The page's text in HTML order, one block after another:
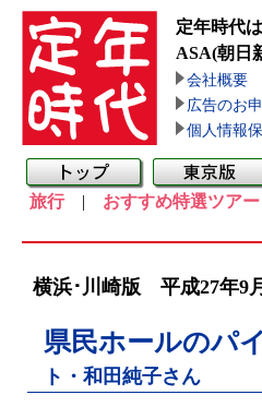
定年時代
ASA(朝日
会社概要
広告のお
個人情報
旅行| おすすめ特選ツアー
横浜･川崎版 平成27年9
県民ホールのパ
ト・和田純子さん